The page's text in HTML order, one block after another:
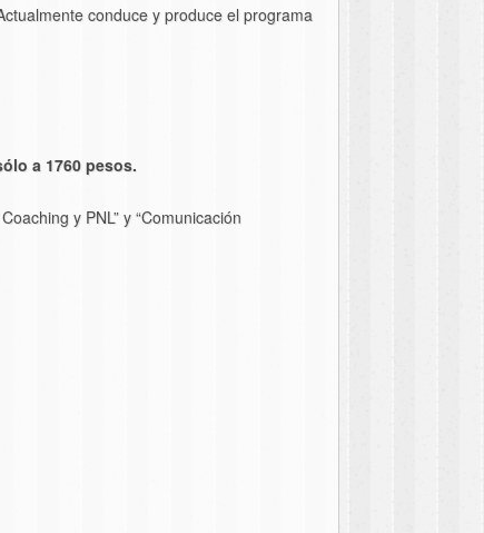
conduce y produce el programa
a 1760 pesos.
y PNL” y “Comunicación